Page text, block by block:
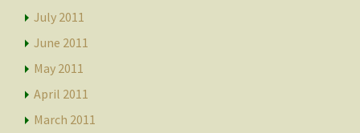
July 2011
June 2011
May 2011
April 2011
March 2011